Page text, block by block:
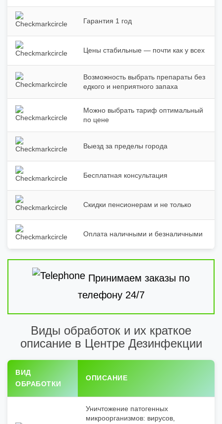
Гарантия 1 год
Цены стабильные — почти как у всех
Возможность выбрать препараты без
едкого и неприятного запаха
Можно выбрать тариф оптимальный
по цене
Выезд за пределы города
Бесплатная консультация
Скидки пенсионерам и не только
Оплата наличными и безналичными
Принимаем заказы по
телефону 24/7
Виды обработок и их краткое
описание в Центре Дезинфекции
ВИД
ОБРАБОТКИ
ОПИСАНИЕ
Уничтожение патогенных
микроорганизмов: вирусов,